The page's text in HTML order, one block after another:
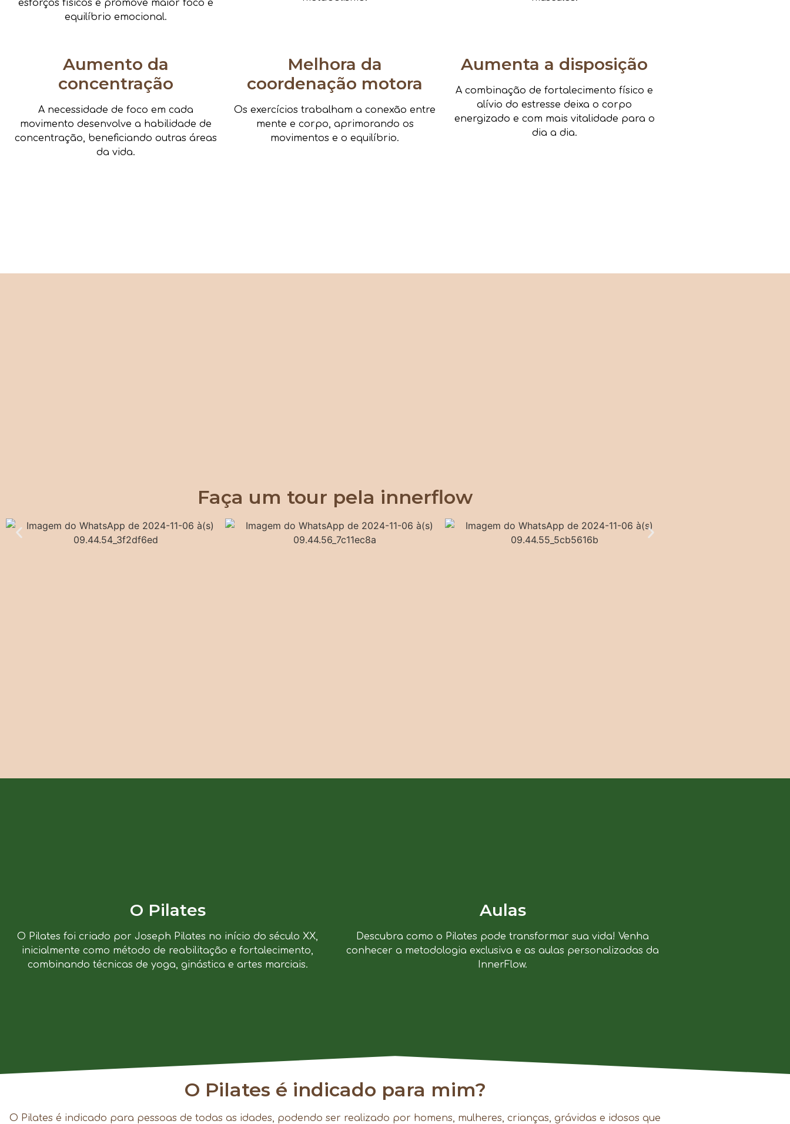
esforços físicos e promove maior foco e
equilíbrio emocional.
Aumento da
concentração
A necessidade de foco em cada
movimento desenvolve a habilidade de
concentração, beneficiando outras áreas
da vida.
Melhora da
coordenação motora
Os exercícios trabalham a conexão entre
mente e corpo, aprimorando os
movimentos e o equilíbrio.
Aumenta a disposição
A combinação de fortalecimento físico e
alívio do estresse deixa o corpo
energizado e com mais vitalidade para o
dia a dia.
Faça um tour pela innerflow
O Pilates
O Pilates foi criado por Joseph Pilates no início do século XX,
inicialmente como método de reabilitação e fortalecimento,
combinando técnicas de yoga, ginástica e artes marciais.
Aulas
Descubra como o Pilates pode transformar sua vida! Venha
conhecer a metodologia exclusiva e as aulas personalizadas da
InnerFlow.
O Pilates é indicado para mim?
O Pilates é indicado para pessoas de todas as idades, podendo ser realizado por homens, mulheres, crianças, grávidas e idosos que